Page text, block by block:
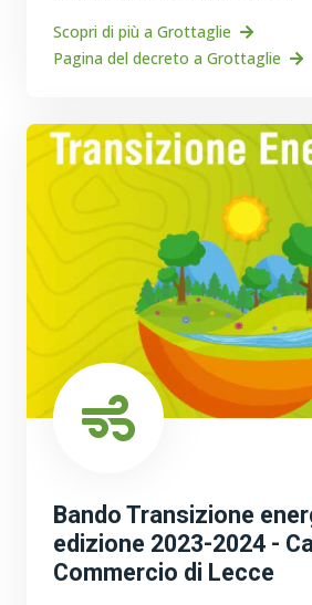
Scopri di più a Grottaglie
Pagina del decreto a Grottaglie
Bando Transizione
edizione 2023-2024 -
Commercio di Lecce